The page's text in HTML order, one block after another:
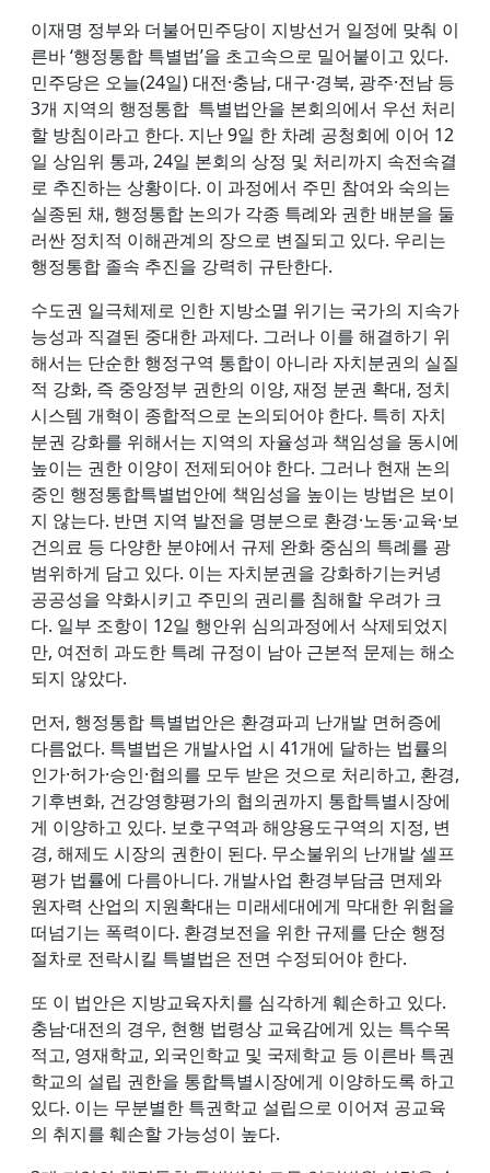
이재명 정부와 더불어민주당이 지방선거 일정에 맞춰 이
른바 ‘행정통합 특별법’을 초고속으로 밀어붙이고 있다.
민주당은 오늘(24일) 대전·충남, 대구·경북, 광주·전남 등
3개 지역의 행정통합 특별법안을 본회의에서 우선 처리
할 방침이라고 한다. 지난 9일 한 차례 공청회에 이어 12
일 상임위 통과, 24일 본회의 상정 및 처리까지 속전속결
로 추진하는 상황이다. 이 과정에서 주민 참여와 숙의는
실종된 채, 행정통합 논의가 각종 특례와 권한 배분을 둘
러싼 정치적 이해관계의 장으로 변질되고 있다. 우리는
행정통합 졸속 추진을 강력히 규탄한다.
수도권 일극체제로 인한 지방소멸 위기는 국가의 지속가
능성과 직결된 중대한 과제다. 그러나 이를 해결하기 위
해서는 단순한 행정구역 통합이 아니라 자치분권의 실질
적 강화, 즉 중앙정부 권한의 이양, 재정 분권 확대, 정치
시스템 개혁이 종합적으로 논의되어야 한다. 특히 자치
분권 강화를 위해서는 지역의 자율성과 책임성을 동시에
높이는 권한 이양이 전제되어야 한다. 그러나 현재 논의
중인 행정통합특별법안에 책임성을 높이는 방법은 보이
지 않는다. 반면 지역 발전을 명분으로 환경·노동·교육·보
건의료 등 다양한 분야에서 규제 완화 중심의 특례를 광
범위하게 담고 있다. 이는 자치분권을 강화하기는커녕
공공성을 약화시키고 주민의 권리를 침해할 우려가 크
다. 일부 조항이 12일 행안위 심의과정에서 삭제되었지
만, 여전히 과도한 특례 규정이 남아 근본적 문제는 해소
되지 않았다.
먼저, 행정통합 특별법안은 환경파괴 난개발 면허증에
다름없다. 특별법은 개발사업 시 41개에 달하는 법률의
인가·허가·승인·협의를 모두 받은 것으로 처리하고, 환경,
기후변화, 건강영향평가의 협의권까지 통합특별시장에
게 이양하고 있다. 보호구역과 해양용도구역의 지정, 변
경, 해제도 시장의 권한이 된다. 무소불위의 난개발 셀프
평가 법률에 다름아니다. 개발사업 환경부담금 면제와
원자력 산업의 지원확대는 미래세대에게 막대한 위험을
떠넘기는 폭력이다. 환경보전을 위한 규제를 단순 행정
절차로 전락시킬 특별법은 전면 수정되어야 한다.
또 이 법안은 지방교육자치를 심각하게 훼손하고 있다.
충남·대전의 경우, 현행 법령상 교육감에게 있는 특수목
적고, 영재학교, 외국인학교 및 국제학교 등 이른바 특권
학교의 설립 권한을 통합특별시장에게 이양하도록 하고
있다. 이는 무분별한 특권학교 설립으로 이어져 공교육
의 취지를 훼손할 가능성이 높다.